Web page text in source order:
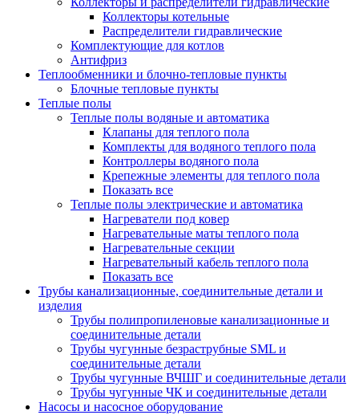
Коллекторы котельные
Распределители гидравлические
Комплектующие для котлов
Антифриз
Теплообменники и блочно-тепловые пункты
Блочные тепловые пункты
Теплые полы
Теплые полы водяные и автоматика
Клапаны для теплого пола
Комплекты для водяного теплого пола
Контроллеры водяного пола
Крепежные элементы для теплого пола
Показать все
Теплые полы электрические и автоматика
Нагреватели под ковер
Нагревательные маты теплого пола
Нагревательные секции
Нагревательный кабель теплого пола
Показать все
Трубы канализационные, соединительные детали и
изделия
Трубы полипропиленовые канализационные и
соединительные детали
Трубы чугунные безраструбные SML и
соединительные детали
Трубы чугунные ВЧШГ и соединительные детали
Трубы чугунные ЧК и соединительные детали
Насосы и насосное оборудование